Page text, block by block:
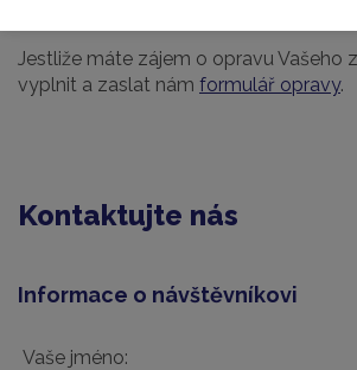
Jestliže máte zájem o opravu Vašeho
vyplnit a zaslat nám formulář opravy.
Kontaktujte nás
Informace o návštěvníkovi
Vaše jméno: